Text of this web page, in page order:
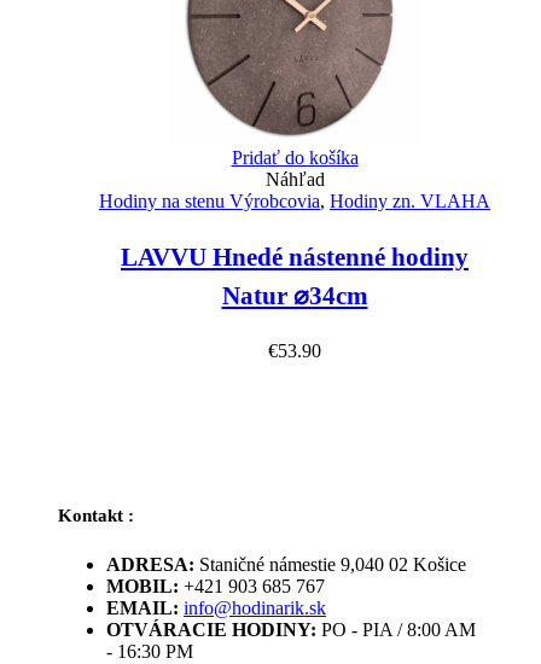
Pridať do košíka
Náhľad
Hodiny na stenu Výrobcovia, Hodiny zn. VLAHA
LAVVU Hnedé nástenné hodiny
Natur ⌀34cm
€53.90
Kontakt :
ADRESA: Staničné námestie 9,040 02 Košice
MOBIL: +421 903 685 767
EMAIL: info@hodinarik.sk
OTVÁRACIE HODINY: PO - PIA / 8:00 AM
- 16:30 PM